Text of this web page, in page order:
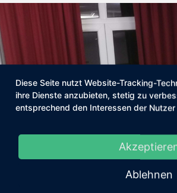
Diese Seite nutzt Website-Tracking-
ihre Dienste anzubieten, stetig zu
entsprechend den Interessen der Nutzer
Ablehnen